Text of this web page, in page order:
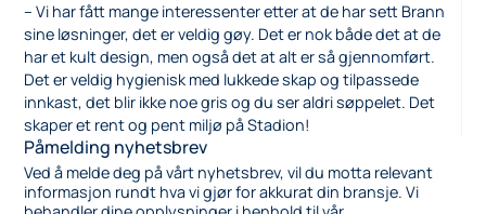
– Vi har fått mange interessenter etter at de har sett Brann
sine løsninger, det er veldig gøy. Det er nok både det at de
har et kult design, men også det at alt er så gjennomført.
Det er veldig hygienisk med lukkede skap og tilpassede
innkast, det blir ikke noe gris og du ser aldri søppelet. Det
skaper et rent og pent miljø på Stadion!
Påmelding nyhetsbrev
Ved å melde deg på vårt nyhetsbrev, vil du motta relevant
informasjon rundt hva vi gjør for akkurat din bransje.Vi